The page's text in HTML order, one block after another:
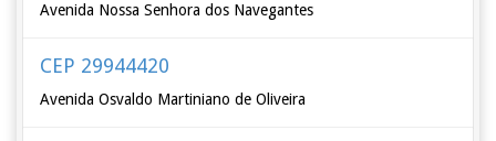
Avenida Nossa Senhora dos Navegantes
CEP 29944420
Avenida Osvaldo Martiniano de Oliveira